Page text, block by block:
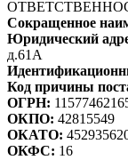
Сокращенное
Юридический
д.61А
Код причины
ОГРН:
ОКПО: 42815549
ОКАТО:
ОКФС: 16